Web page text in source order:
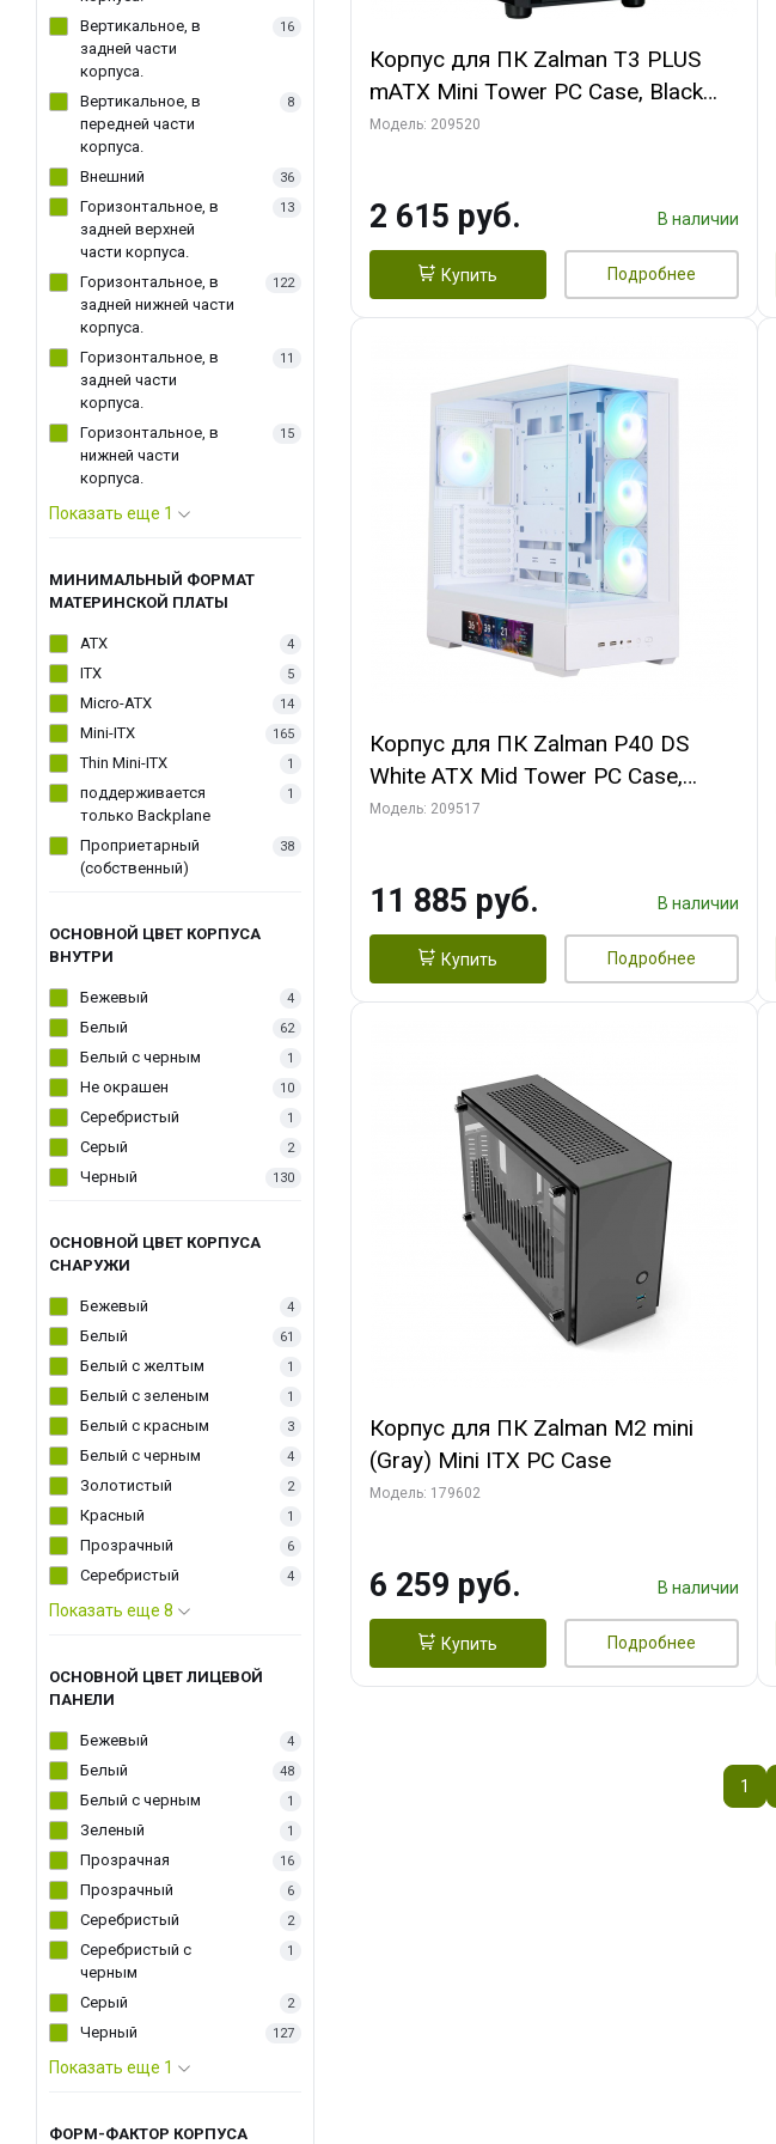
Вертикальное, в
задней части
корпуса.
16
Вертикальное, в
передней части
корпуса.
8
Внешний 36
Горизонтальное, в
задней верхней
части корпуса.
13
Горизонтальное, в
задней нижней части
корпуса.
122
Горизонтальное, в
задней части
корпуса.
11
Горизонтальное, в
нижней части
корпуса.
15
Показать еще 1
МИНИМАЛЬНЫЙ ФОРМАТ
МАТЕРИНСКОЙ ПЛАТЫ
ATX 4
ITX 5
Micro-ATX 14
Mini-ITX 165
Thin Mini-ITX 1
поддерживается
только Backplane
1
Проприетарный
(собственный)
38
ОСНОВНОЙ ЦВЕТ КОРПУСА
ВНУТРИ
Бежевый 4
Белый 62
Белый с черным 1
Не окрашен 10
Серебристый 1
Серый 2
Черный 130
ОСНОВНОЙ ЦВЕТ КОРПУСА
СНАРУЖИ
Бежевый 4
Белый 61
Белый с желтым 1
Белый с зеленым 1
Белый с красным 3
Белый с черным 4
Золотистый 2
Красный 1
Прозрачный 6
Серебристый 4
Показать еще 8
ОСНОВНОЙ ЦВЕТ ЛИЦЕВОЙ
ПАНЕЛИ
Бежевый 4
Белый 48
Белый с черным 1
Зеленый 1
Прозрачная 16
Прозрачный 6
Серебристый 2
Серебристый с
черным
1
Серый 2
Черный 127
Показать еще 1
ФОРМ-ФАКТОР КОРПУСА
Корпус для ПК Zalman T3 PLUS
mATX Mini Tower PC Case, Black
fan x2
Модель: 209520
2 615 руб. В наличии
Купить Подробнее
Корпус для ПК Zalman P40 DS
White ATX Mid Tower PC Case,
120mm ARGB Fanx4
Модель: 209517
11 885 руб. В наличии
Купить Подробнее
Корпус для ПК Zalman M2 mini
(Gray) Mini ITX PC Case
Модель: 179602
6 259 руб. В наличии
Купить Подробнее
1